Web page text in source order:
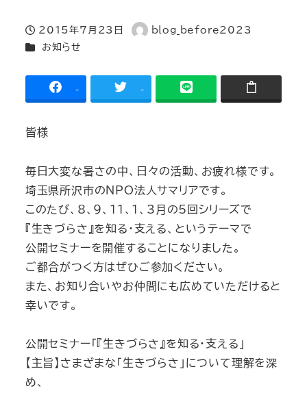
投稿日
2015年7月23日
著
blog_before2023
カテゴリー
お知らせ
- -
皆様
毎日大変な暑さの中、日々の活動、お疲れ様です。
埼玉県所沢市のNPO法人サマリアです。
このたび、8、９、１１、１、3月の5回シリーズで
『生きづらさ』を知る・支える、というテーマで
公開セミナーを開催することになりました。
ご都合がつく方はぜひご参加ください。
また、お知り合いやお仲間にも広めていただけると
幸いです。
公開セミナー「『生きづらさ』を知る・支える」
【主旨】さまざまな「生きづらさ」について理解を深
め、